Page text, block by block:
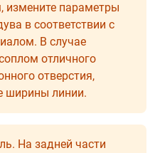
измените параметры
в соответствии с
В случае
отличного
отверстия,
ширины линии.
На задней части